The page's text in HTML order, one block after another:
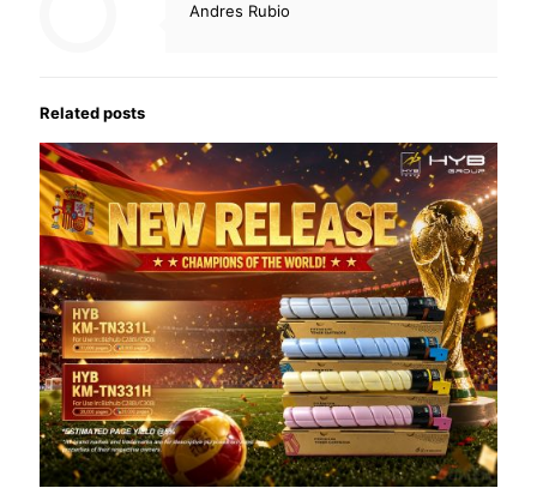
Andres Rubio
Related posts